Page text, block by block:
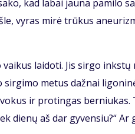
kad la­bai jau­na pa­mi­lo
vy­ras mi­rė trū­kus
vai­kus lai­do­ti. Jis sir­go
sir­gi­mo me­tus daž­nai
ir pro­tin­gas
die­nų aš dar gy­ven­siu?“